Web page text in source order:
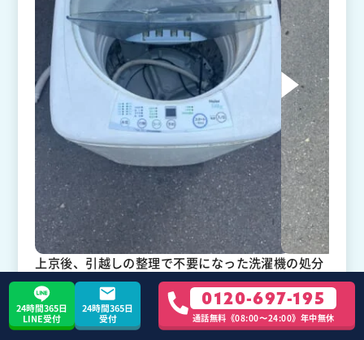
上京後、引越しの整理で不要になった洗濯機の処分
に困っていたところ、こちらの不用品回収サービス
を利用しました。作業時間が15分ほどで、すぐに対
応していただけて助かりました。親しみやすいスタ
ッフの方々が、スムーズに作業を進めてくれたの
24時間365日
LINE受付
24時間365日
受付
0120-697-195
通話無料《08:00〜24:00》年中無休